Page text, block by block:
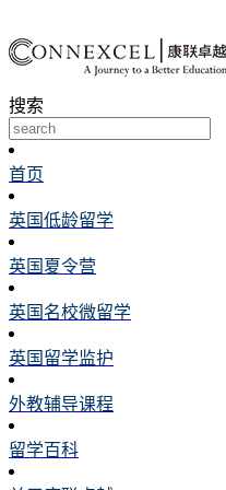
搜索
首页
英国低龄留学
英国夏令营
英国名校微留学
英国留学监护
外教辅导课程
留学百科